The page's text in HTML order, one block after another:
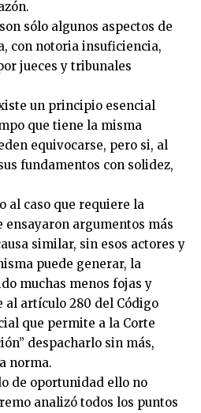
sólo algunos aspectos de
con notoria insuficiencia,
jueces y tribunales
un principio esencial
que tiene la misma
equivocarse, pero si, al
fundamentos con solidez,
al caso que requiere la
ensayaron argumentos más
similar, sin esos actores y
puede generar, la
muchas menos fojas y
artículo 280 del Código
que permite a la Corte
despacharlo sin más,
norma.
de oportunidad ello no
analizó todos los puntos